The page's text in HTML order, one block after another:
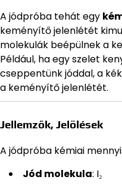
A jódpróba tehát egy
keményítő jelenlétét
molekulák beépülnek a
Például, ha egy szelet
cseppentünk jóddal, a
a keményítő jelenlétét.
Jellemzők, Jelölések
A jódpróba kémiai
Jód molekula: I₂